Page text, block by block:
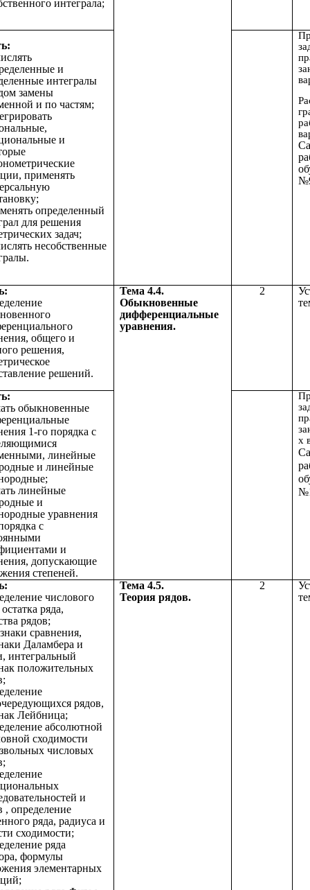
интеграла;
и
интегралы
замены
и по частям;
и
применять
определенный
для решения
задач;
несобственные
общего и
решения,
решений.
Тема 4.4.
Обыкновенные
дифференциальные
уравнения.
2
обыкновенные
1-го порядка с
линейные
и линейные
линейные
и
уравнения
с
и
допускающие
степеней.
х
числового
ряда,
рядов;
сравнения,
Даламбера и
интегральный
положительных
рядов,
Лейбница;
абсолютной
сходимости
числовых
и
, определение
ряда, радиуса и
сходимости;
ряда
формулы
элементарных
Тема 4.5.
Теория рядов.
2